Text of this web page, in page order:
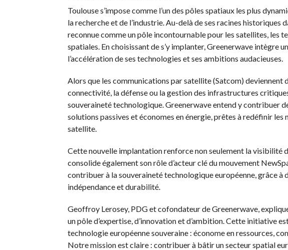
Toulouse s’impose comme l’un des pôles spatiaux les plus
la recherche et de l’industrie. Au-delà de ses racines historiques
reconnue comme un pôle incontournable pour les satellites, les
spatiales. En choisissant de s’y implanter, Greenerwave intègre
l’accélération de ses technologies et ses ambitions audacieuses.
Alors que les communications par satellite (Satcom) deviennent
connectivité, la défense ou la gestion des infrastructures
souveraineté technologique. Greenerwave entend y contribuer
solutions passives et économes en énergie, prêtes à redéfinir
satellite.
Cette nouvelle implantation renforce non seulement la visibilité
consolide également son rôle d’acteur clé du mouvement
contribuer à la souveraineté technologique européenne, grâce à
indépendance et durabilité.
Geoffroy Lerosey, PDG et cofondateur de Greenerwave,
un pôle d’expertise, d’innovation et d’ambition. Cette initiative
technologie européenne souveraine : économe en ressources,
Notre mission est claire : contribuer à bâtir un secteur spatial